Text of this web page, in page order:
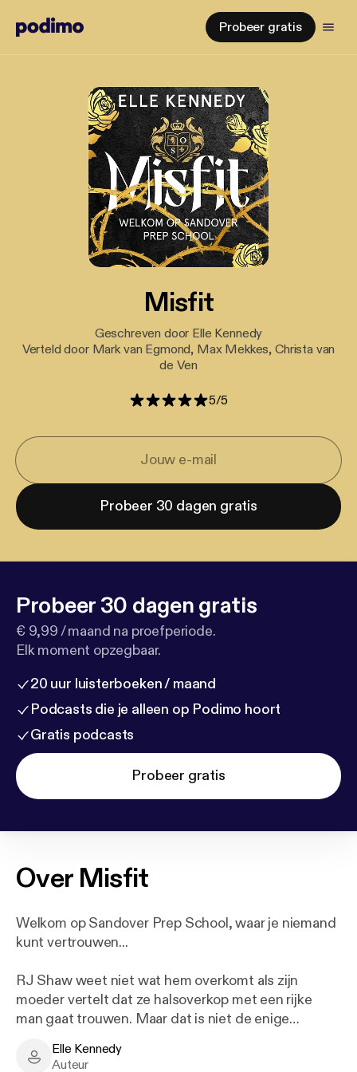
Probeer gratis
Misfit
Geschreven door Elle Kennedy
Verteld door Mark van Egmond, Max Mekkes, Christa van
de Ven
5/5
Probeer 30 dagen gratis
Probeer 30 dagen gratis
€ 9,99 / maand na proefperiode.
Elk moment opzegbaar.
20 uur luisterboeken / maand
Podcasts die je alleen op Podimo hoort
Gratis podcasts
Probeer gratis
Over Misfit
Welkom op Sandover Prep School, waar je niemand
kunt vertrouwen...
RJ Shaw weet niet wat hem overkomt als zijn
moeder vertelt dat ze halsoverkop met een rijke
man gaat trouwen. Maar dat is niet de enige
Fenn. En RJ moet naar de school waar Fenn ook
Elle Kennedy - Author
Elle Kennedy
Auteur